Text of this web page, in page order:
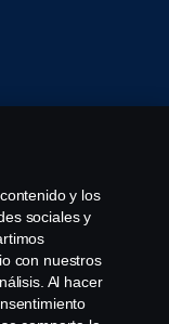
y los
sociales y
con nuestros
Al hacer